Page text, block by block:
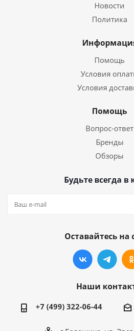
Новости
Политика
Помощь
Условия
Условия
Помощь
Вопрос-ответ
Бренды
Обзоры
Будьте всегда в
Оставайтесь на
Наши
+7 (499) 322-06-44